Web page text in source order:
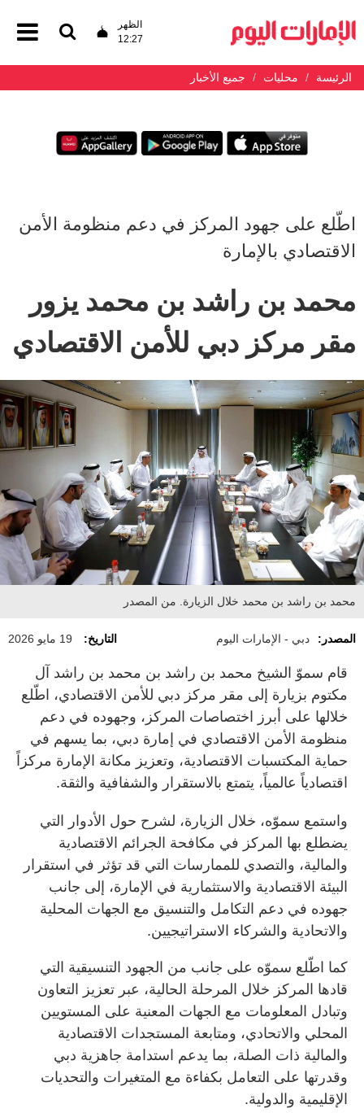
الظهر
12:27
الرئيسة محليات جميع الأخبار
اطّلع على جهود المركز في دعم منظومة الأمن
الاقتصادي بالإمارة
محمد بن راشد بن محمد يزور
مقر مركز دبي للأمن الاقتصادي
محمد بن راشد بن محمد خلال الزيارة. من المصدر
المصدر: دبي - الإمارات اليوم التاريخ: 19 مايو 2026
قام سموّ الشيخ محمد بن راشد بن محمد بن راشد آل
مكتوم بزيارة إلى مقر مركز دبي للأمن الاقتصادي، اطّلع
خلالها على أبرز اختصاصات المركز، وجهوده في دعم
منظومة الأمن الاقتصادي في إمارة دبي، بما يسهم في
حماية المكتسبات الاقتصادية، وتعزيز مكانة الإمارة مركزاً
اقتصادياً عالمياً، يتمتع بالاستقرار والشفافية والثقة.
واستمع سموّه، خلال الزيارة، لشرح حول الأدوار التي
يضطلع بها المركز في مكافحة الجرائم الاقتصادية
والمالية، والتصدي للممارسات التي قد تؤثر في استقرار
البيئة الاقتصادية والاستثمارية في الإمارة، إلى جانب
جهوده في دعم التكامل والتنسيق مع الجهات المحلية
والاتحادية والشركاء الاستراتيجيين.
كما اطّلع سموّه على جانب من الجهود التنسيقية التي
قادها المركز خلال المرحلة الحالية، عبر تعزيز التعاون
وتبادل المعلومات مع الجهات المعنية على المستويين
المحلي والاتحادي، ومتابعة المستجدات الاقتصادية
والمالية ذات الصلة، بما يدعم استدامة جاهزية دبي
وقدرتها على التعامل بكفاءة مع المتغيرات والتحديات
الإقليمية والدولية.